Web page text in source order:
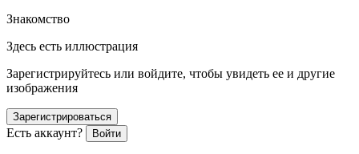
Знакомство
Здесь есть иллюстрация
Зарегистрируйтесь или войдите, чтобы увидеть ее и другие
изображения
Зарегистрироваться
Есть аккаунт? Войти